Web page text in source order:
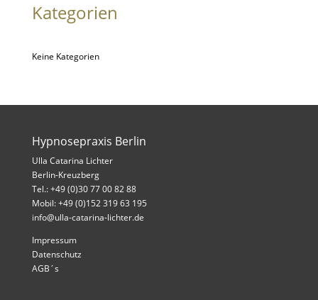
Kategorien
Keine Kategorien
Hypnosepraxis Berlin
Ulla Catarina Lichter
Berlin-Kreuzberg
Tel.: +49 (0)30 77 00 82 88
Mobil: +49 (0)152 319 63 195
info@ulla-catarina-lichter.de
Impressum
Datenschutz
AGB´s